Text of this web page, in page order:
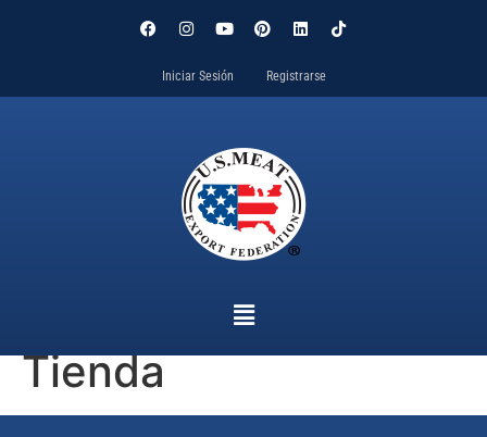
Iniciar Sesión Registrarse
Tienda